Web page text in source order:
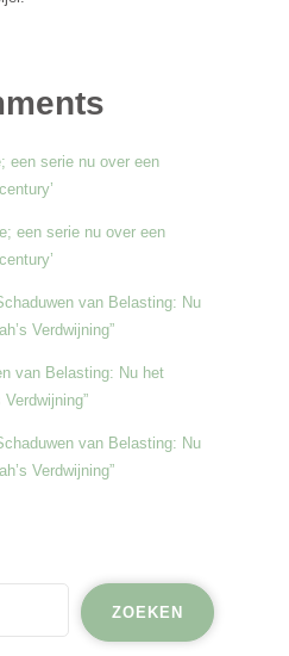
een serie nu over een
een serie nu over een
van Belasting: Nu
Verdwijning”
van Belasting: Nu het
van Belasting: Nu
Verdwijning”
ZOEKEN